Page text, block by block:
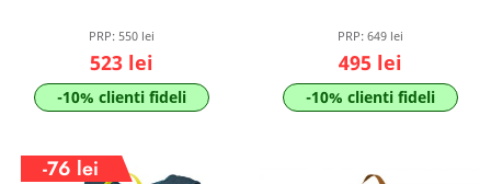
PRP: 550 lei
523 lei
-10% clienti fideli
PRP: 649 lei
495 lei
-10% clienti fideli
-76 lei